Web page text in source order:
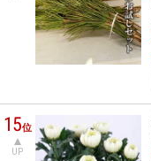
15位
UP